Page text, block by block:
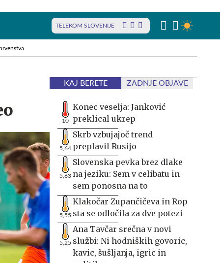
TELEKOM SLOVENIJE
KAJ BERETE ZADNJE OBJAVE
10
Konec veselja: Janković
preklical ukrep
5,64
Skrb vzbujajoč trend
preplavil Rusijo
5,63
Slovenska pevka brez dlake
na jeziku: Sem v celibatu in
sem ponosna na to
5,55
Klakočar Zupančičeva in Rop
sta se odločila za dve potezi
5,25
Ana Tavčar srečna v novi
službi: Ni hodniških govoric,
kavic, šušljanja, igric in